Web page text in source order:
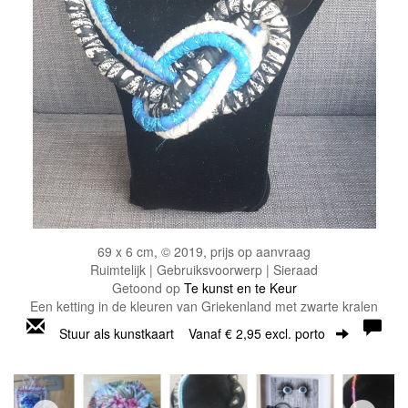
69 x 6 cm, © 2019, prijs op aanvraag
Ruimtelijk | Gebruiksvoorwerp | Sieraad
Getoond op Te kunst en te Keur
Een ketting in de kleuren van Griekenland met zwarte kralen
Stuur als kunstkaart Vanaf € 2,95 excl. porto